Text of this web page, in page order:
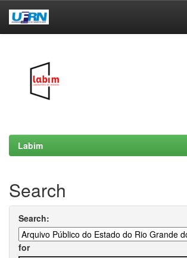
Labim
Search
Search:
for